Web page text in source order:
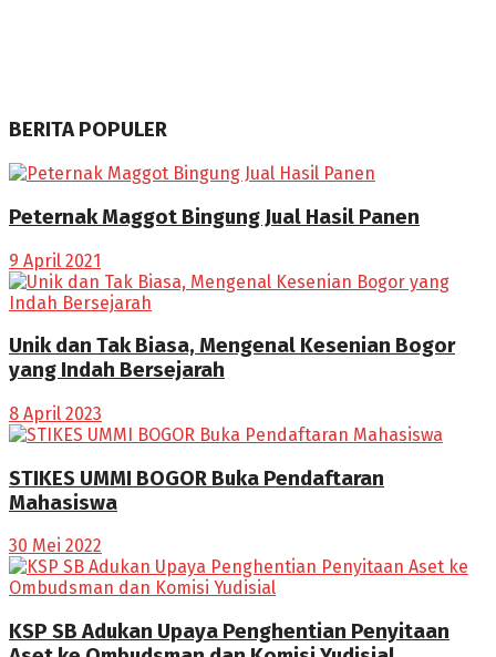
BERITA POPULER
Peternak Maggot Bingung Jual Hasil Panen
9 April 2021
Unik dan Tak Biasa, Mengenal Kesenian Bogor
yang Indah Bersejarah
8 April 2023
STIKES UMMI BOGOR Buka Pendaftaran
Mahasiswa
30 Mei 2022
KSP SB Adukan Upaya Penghentian Penyitaan